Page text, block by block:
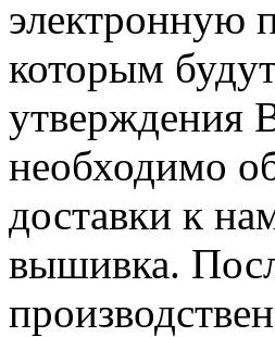
электронную
которым
утверждения
необходимо
доставки к
вышивка.